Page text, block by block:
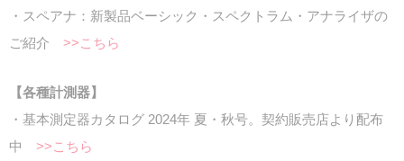
・スペアナ：新製品ベーシック・スペクトラム・アナライザの
ご紹介 >>こちら
【各種計測器】
・基本測定器カタログ 2024年 夏・秋号。契約販売店より配布
中 >>こちら